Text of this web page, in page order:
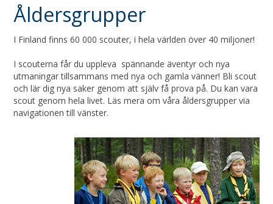
Åldersgrupper
I Finland finns 60 000 scouter, i hela världen över 40 miljoner!
I scouterna får du uppleva spännande äventyr och nya
utmaningar tillsammans med nya och gamla vänner! Bli scout
och lär dig nya saker genom att själv få prova på. Du kan vara
scout genom hela livet. Läs mera om våra åldersgrupper via
navigationen till vänster.